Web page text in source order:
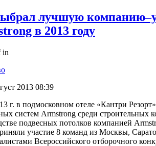
лучшую
в 2013 году
in
2013 08:39
г. в подмосковном отеле «Кантри
систем Armstrong среди
подвесных потолков компанией
участие 8 команд из Москвы,
Всероссийского отборочного